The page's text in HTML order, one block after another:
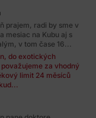
prajem, radi by sme v
mesiac na Kubu aj s
v tom čase 16...
do exotických
za vhodný
limit 24 měsíců